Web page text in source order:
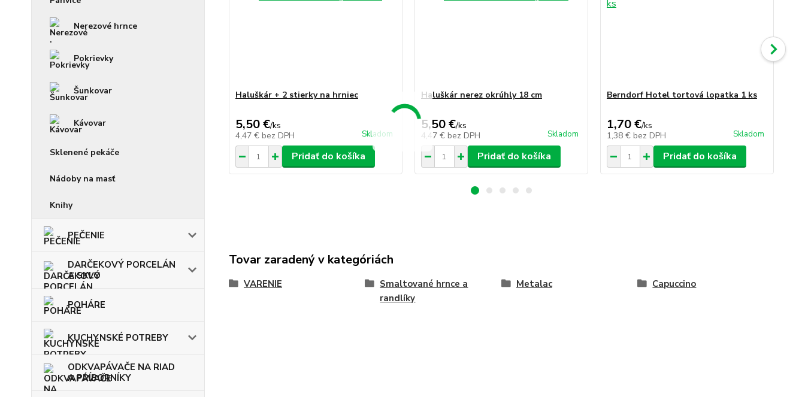
Nerezové hrnce
Pokrievky
Šunkovar
Kávovar
Sklenené pekáče
Nádoby na masť
Knihy
PEČENIE
DARČEKOVÝ PORCELÁN
A SKLO
POHÁRE
KUCHYNSKÉ POTREBY
ODKVAPÁVAČE NA RIAD
A PRÍBORNÍKY
Haluškár + 2 stierky na hrniec
5,50 €/ks
4,47 € bez DPH Skladom
Pridať do košíka
Haluškár nerez okrúhly 18 cm
5,50 €/ks
4,47 € bez DPH Skladom
Pridať do košíka
Berndorf Hotel tortová lopatka 1 ks
1,70 €/ks
1,38 € bez DPH Skladom
Pridať do košíka
Tovar zaradený v kategóriách
VARENIE
Smaltované hrnce a
randlíky
Metalac Capuccino